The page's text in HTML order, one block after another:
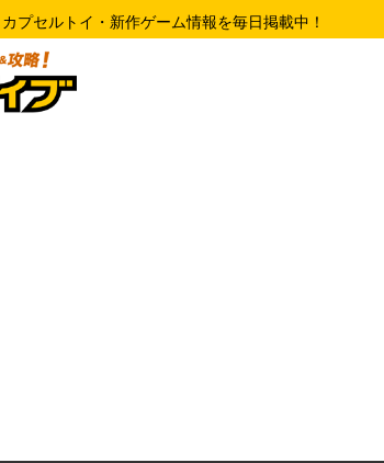
プセルトイ・新作ゲーム情報を毎日掲載中！